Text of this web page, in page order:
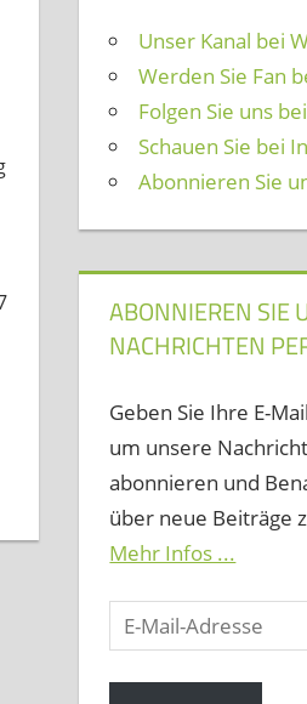
Unser Kanal bei
Werden Sie Fan
Folgen Sie uns
Schauen Sie bei
Abonnieren Sie
ABONNIEREN SIE
NACHRICHTEN
Geben Sie Ihre E-
um unsere
abonnieren und
über neue Beiträge
Mehr Infos ...
E-
Mail-
Adresse